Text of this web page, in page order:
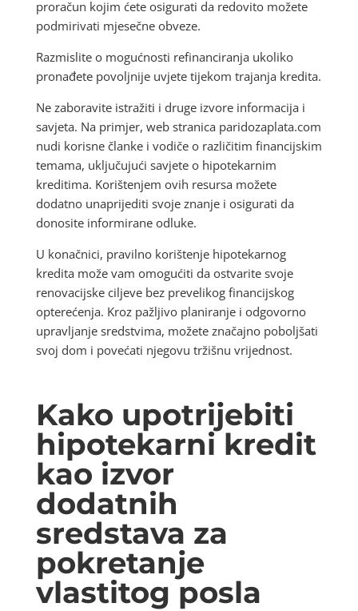
proračun kojim ćete osigurati da redovito možete
podmirivati mjesečne obveze.
Razmislite o mogućnosti refinanciranja ukoliko
pronađete povoljnije uvjete tijekom trajanja kredita.
Ne zaboravite istražiti i druge izvore informacija i
savjeta. Na primjer, web stranica paridozaplata.com
nudi korisne članke i vodiče o različitim financijskim
temama, uključujući savjete o hipotekarnim
kreditima. Korištenjem ovih resursa možete
dodatno unaprijediti svoje znanje i osigurati da
donosite informirane odluke.
U konačnici, pravilno korištenje hipotekarnog
kredita može vam omogućiti da ostvarite svoje
renovacijske ciljeve bez prevelikog financijskog
opterećenja. Kroz pažljivo planiranje i odgovorno
upravljanje sredstvima, možete značajno poboljšati
svoj dom i povećati njegovu tržišnu vrijednost.
Kako upotrijebiti
hipotekarni kredit
kao izvor
dodatnih
sredstava za
pokretanje
vlastitog posla